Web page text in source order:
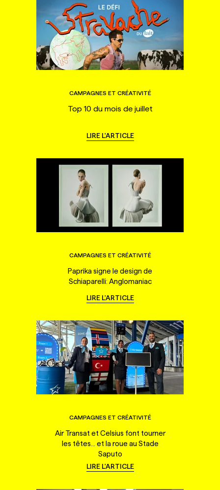
CAMPAGNES ET CRÉATIVITÉ
Top 10 du mois de juillet
LIRE L'ARTICLE
CAMPAGNES ET CRÉATIVITÉ
Paprika signe le design de
Schiaparelli: Anglomaniac
LIRE L'ARTICLE
CAMPAGNES ET CRÉATIVITÉ
Air Transat et Celsius font tourner
les têtes... et la roue au Stade
Saputo
LIRE L'ARTICLE